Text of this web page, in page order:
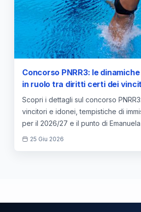
Concorso PNRR3: le
in ruolo tra diritti certi dei
incertezze per gli idonei
Scopri i dettagli sul concorso
vincitori e idonei, tempistiche di
per il 2026/27 e il punto di
CGIL).
25 Giu 2026